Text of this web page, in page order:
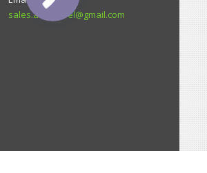
sales.abvmebel@gmail.com